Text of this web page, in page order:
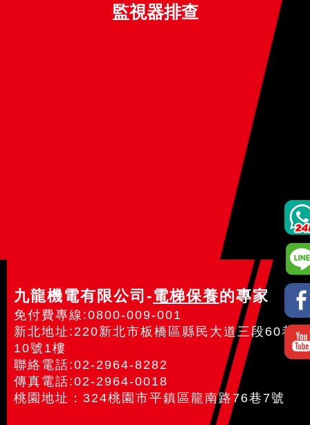
監視器排查
九龍機電有限公司-電梯保養的專家
免付費專線:0800-009-001
新北地址:220新北市板橋區縣民大道三段60巷
10號1樓
聯絡電話:02-2964-8282
傳真電話:02-2964-0018
桃園地址：324桃園市平鎮區龍南路76巷7號